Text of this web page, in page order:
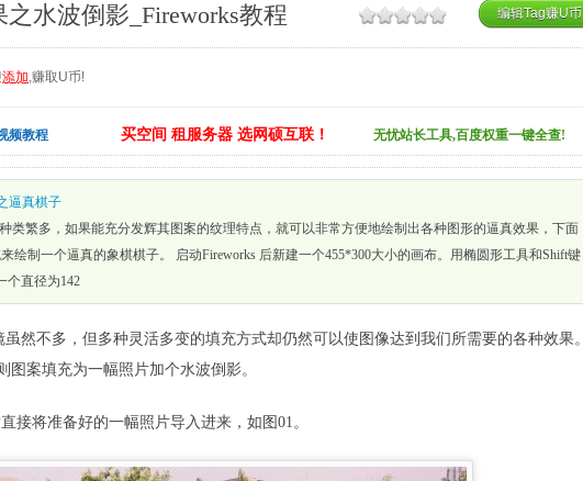
之水波倒影_Fireworks教程 编辑Tag赚U币
添加,赚取U币!
频教程 买空间 租服务器 选网硕互联！ 无忧站长工具,百度权重一键全查!
逼真棋子
类繁多，如果能充分发辉其图案的纹理特点，就可以非常方便地绘制出各种图形的逼真效果，下面
绘制一个逼真的象棋棋子。 启动Fireworks 后新建一个455*300大小的画布。用椭圆形工具和Shift键
个直径为142
不多，但多种灵活多变的填充方式却仍然可以使图像达到我们所需要的各种效果。
图案填充为一幅照片加个水波倒影。
将准备好的一幅照片导入进来，如图01。